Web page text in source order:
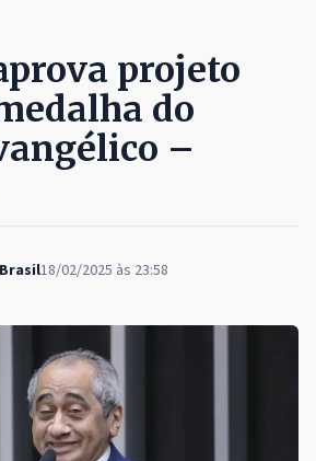
projeto
do
–
18/02/2025 às 23:58